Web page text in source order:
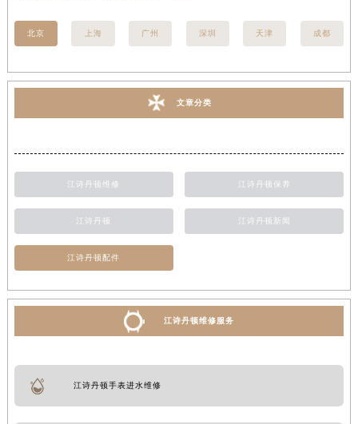
北京 上海 广州 深圳 天津 成都
文章分类
江诗丹顿维修 江诗丹顿保养
江诗丹顿 江诗丹顿新闻
江诗丹顿配件
江诗丹顿维修服务
江诗丹顿手表进水维修